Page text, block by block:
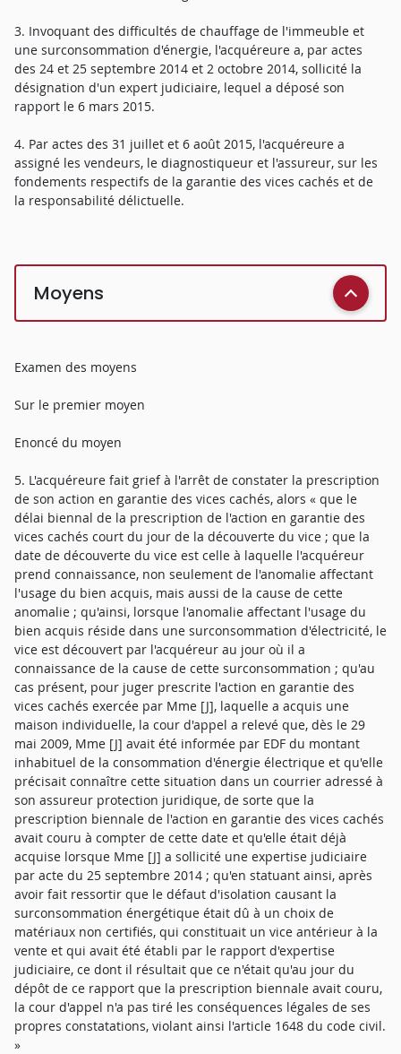
3. Invoquant des difficultés de chauffage de l'immeuble et
une surconsommation d'énergie, l'acquéreure a, par actes
des 24 et 25 septembre 2014 et 2 octobre 2014, sollicité la
désignation d'un expert judiciaire, lequel a déposé son
rapport le 6 mars 2015.
4. Par actes des 31 juillet et 6 août 2015, l'acquéreure a
assigné les vendeurs, le diagnostiqueur et l'assureur, sur les
fondements respectifs de la garantie des vices cachés et de
la responsabilité délictuelle.
Moyens
Examen des moyens
Sur le premier moyen
Enoncé du moyen
5. L'acquéreure fait grief à l'arrêt de constater la prescription
de son action en garantie des vices cachés, alors « que le
délai biennal de la prescription de l'action en garantie des
vices cachés court du jour de la découverte du vice ; que la
date de découverte du vice est celle à laquelle l'acquéreur
prend connaissance, non seulement de l'anomalie affectant
l'usage du bien acquis, mais aussi de la cause de cette
anomalie ; qu'ainsi, lorsque l'anomalie affectant l'usage du
bien acquis réside dans une surconsommation d'électricité, le
vice est découvert par l'acquéreur au jour où il a
connaissance de la cause de cette surconsommation ; qu'au
cas présent, pour juger prescrite l'action en garantie des
vices cachés exercée par Mme [J], laquelle a acquis une
maison individuelle, la cour d'appel a relevé que, dès le 29
mai 2009, Mme [J] avait été informée par EDF du montant
inhabituel de la consommation d'énergie électrique et qu'elle
précisait connaître cette situation dans un courrier adressé à
son assureur protection juridique, de sorte que la
prescription biennale de l'action en garantie des vices cachés
avait couru à compter de cette date et qu'elle était déjà
acquise lorsque Mme [J] a sollicité une expertise judiciaire
par acte du 25 septembre 2014 ; qu'en statuant ainsi, après
avoir fait ressortir que le défaut d'isolation causant la
surconsommation énergétique était dû à un choix de
matériaux non certifiés, qui constituait un vice antérieur à la
vente et qui avait été établi par le rapport d'expertise
judiciaire, ce dont il résultait que ce n'était qu'au jour du
dépôt de ce rapport que la prescription biennale avait couru,
la cour d'appel n'a pas tiré les conséquences légales de ses
propres constatations, violant ainsi l'article 1648 du code civil.
»